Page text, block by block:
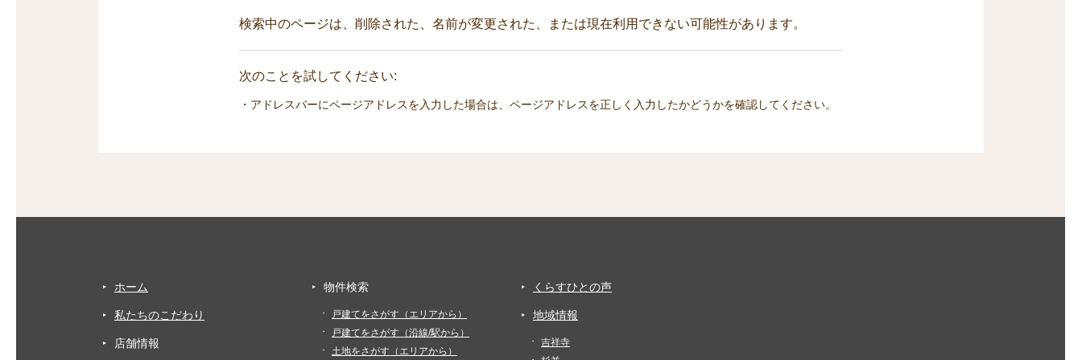
検索中のページは、削除された、名前が変更された、または現在利用できない可能性があります。
次のことを試してください:
・アドレスバーにページアドレスを入力した場合は、ページアドレスを正しく入力したかどうかを確認してください。
ホーム
私たちのこだわり
店舗情報
物件検索
戸建てをさがす（エリアから）
戸建てをさがす（沿線/駅から）
土地をさがす（エリアから）
くらすひとの声
地域情報
吉祥寺